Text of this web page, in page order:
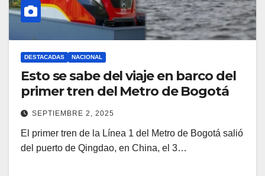
DESTACADAS NACIONAL
Esto se sabe del viaje en barco del
primer tren del Metro de Bogotá
SEPTIEMBRE 2, 2025
El primer tren de la Línea 1 del Metro de Bogotá salió
del puerto de Qingdao, en China, el 3…